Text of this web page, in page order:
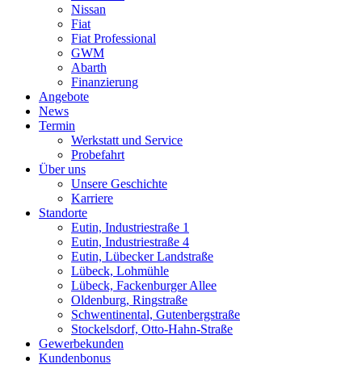
Nissan
Fiat
Fiat Professional
GWM
Abarth
Finanzierung
Angebote
News
Termin
Werkstatt und Service
Probefahrt
Über uns
Unsere Geschichte
Karriere
Standorte
Eutin, Industriestraße 1
Eutin, Industriestraße 4
Eutin, Lübecker Landstraße
Lübeck, Lohmühle
Lübeck, Fackenburger Allee
Oldenburg, Ringstraße
Schwentinental, Gutenbergstraße
Stockelsdorf, Otto-Hahn-Straße
Gewerbekunden
Kundenbonus